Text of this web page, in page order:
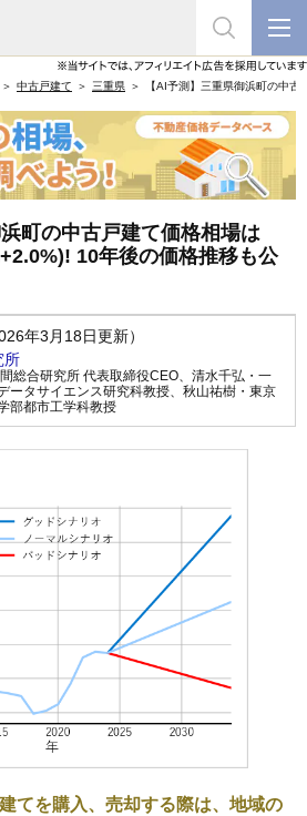
中古戸建て 三重県 【AI予測】三重県御浜町の中
町の中古戸建て価格相場は
10年後の価格推移も公
年3月18日更新）
所
総合研究所 代表取締役CEO、 清水千弘・一
ータサイエンス研究科教授、 秋山祐樹・東京
部都市工学科教授
てを購入、売却する際は、地域の